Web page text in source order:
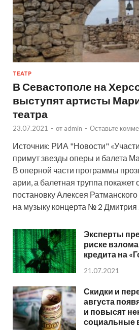
ТЕАТР
В Севастополе на
выступят артисты
театра
23.07.2021 - от admin - Оставьте
Источник: РИА "Новости"
примут звезды оперы и балета
В оперной части программы
арии, а балетная труппа покажет
постановку Алексея
на музыку концерта № 2 Дмитрия
Эксперты
риске
кредита на
21.07.2021
Скидки и
августа
и повысят
социальные